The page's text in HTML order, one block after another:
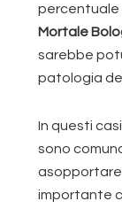
percentuale
Mortale
sarebbe
patologia
In questi
sono
asopportare
importante